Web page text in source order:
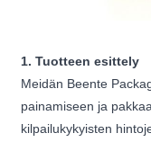
1. Tuotteen esittely
Meidän Beente
painamiseen ja
kilpailukykyisten